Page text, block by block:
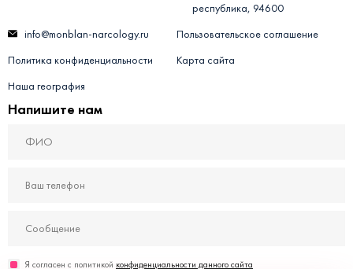
республика, 94600
info@monblan-narcology.ru
Пользовательское соглашение
Политика конфиденциальности
Карта сайта
Наша география
Напишите нам
Я согласен с политикой конфиденциальности данного сайта